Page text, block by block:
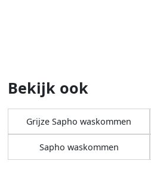
Bekijk ook
Grijze Sapho waskommen
Sapho waskommen